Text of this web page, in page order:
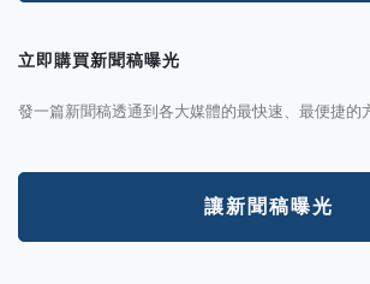
立即購買新聞稿曝光
發一篇新聞稿透通到各大媒體的最快速、最便捷的
讓新聞稿曝光